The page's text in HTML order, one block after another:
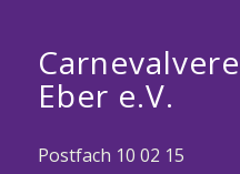
Eber e.V.
Postfach 10 02 15